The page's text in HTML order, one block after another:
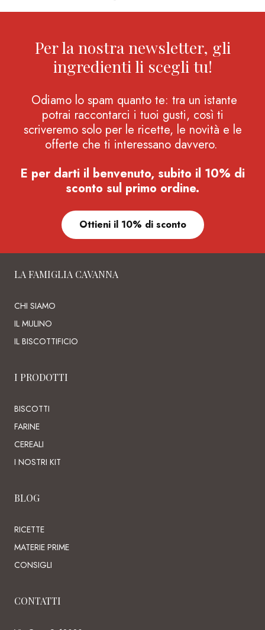
Per la nostra newsletter, gli
ingredienti li scegli tu!
Odiamo lo spam quanto te: tra un istante
potrai raccontarci i tuoi gusti, così ti
scriveremo solo per le ricette, le novità e le
offerte che ti interessano davvero.
E per darti il benvenuto, subito il 10% di
sconto sul primo ordine.
Ottieni il 10% di sconto
LA FAMIGLIA CAVANNA
CHI SIAMO
IL MULINO
IL BISCOTTIFICIO
I PRODOTTI
BISCOTTI
FARINE
CEREALI
I NOSTRI KIT
BLOG
RICETTE
MATERIE PRIME
CONSIGLI
CONTATTI